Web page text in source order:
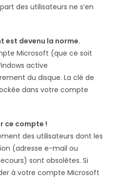
des utilisateurs ne s’en
est devenu la norme.
Microsoft (que ce soit
active
du disque. La clé de
dans votre compte
ce compte !
des utilisateurs dont les
(adresse e-mail ou
sont obsolètes. Si
à votre compte Microsoft